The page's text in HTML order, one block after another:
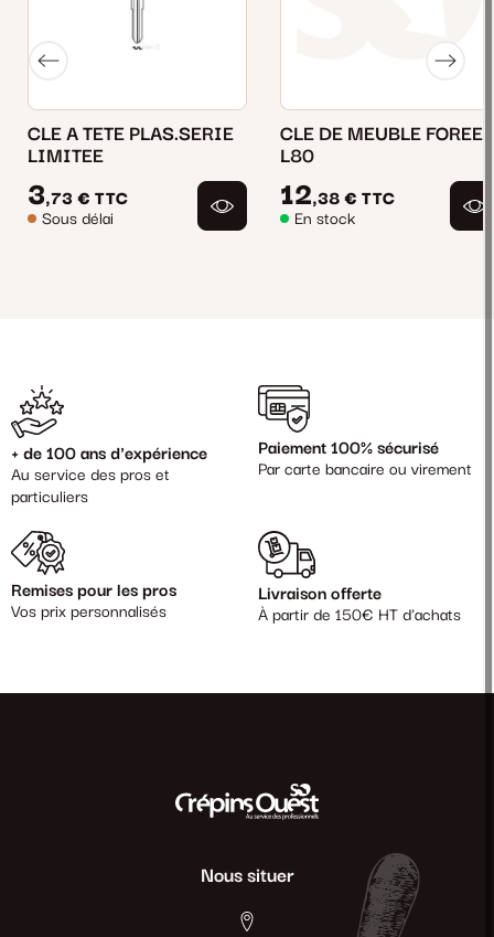
CLE A TETE PLAS.SERIE
LIMITEE
3,73 € TTC
Sous délai
CLE DE MEUBLE FOREE
L80
12,38 € TTC
En stock
+ de 100 ans d'expérience
Au service des pros et
particuliers
Paiement 100% sécurisé
Par carte bancaire ou virement
Remises pour les pros
Vos prix personnalisés
Livraison offerte
À partir de 150€ HT d'achats
Nous situer